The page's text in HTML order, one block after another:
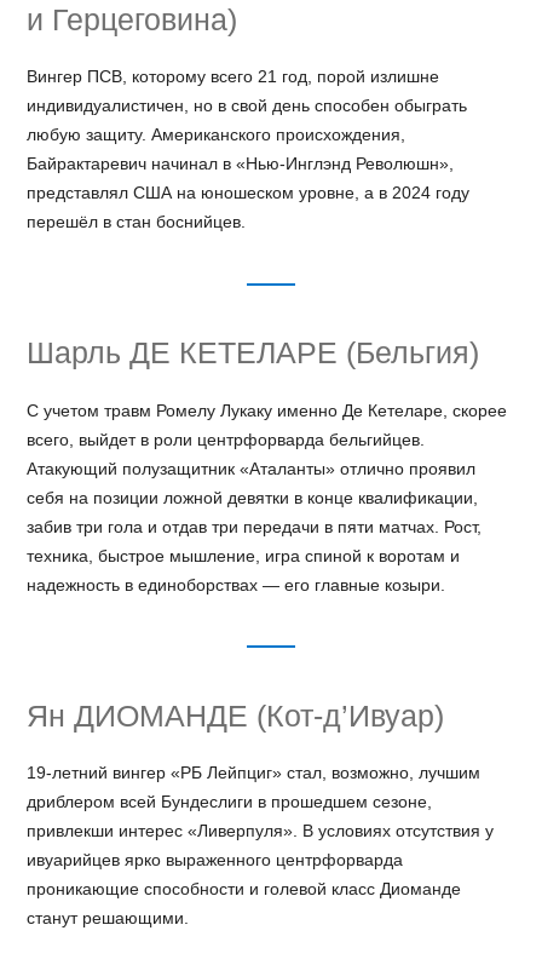
и Герцеговина)
Вингер ПСВ, которому всего 21 год, порой излишне
индивидуалистичен, но в свой день способен обыграть
любую защиту. Американского происхождения,
Байрактаревич начинал в «Нью-Инглэнд Революшн»,
представлял США на юношеском уровне, а в 2024 году
перешёл в стан боснийцев.
Шарль ДЕ КЕТЕЛАРЕ (Бельгия)
С учетом травм Ромелу Лукаку именно Де Кетеларе, скорее
всего, выйдет в роли центрфорварда бельгийцев.
Атакующий полузащитник «Аталанты» отлично проявил
себя на позиции ложной девятки в конце квалификации,
забив три гола и отдав три передачи в пяти матчах. Рост,
техника, быстрое мышление, игра спиной к воротам и
надежность в единоборствах — его главные козыри.
Ян ДИОМАНДЕ (Кот-д’Ивуар)
19-летний вингер «РБ Лейпциг» стал, возможно, лучшим
дриблером всей Бундеслиги в прошедшем сезоне,
привлекши интерес «Ливерпуля». В условиях отсутствия у
ивуарийцев ярко выраженного центрфорварда
проникающие способности и голевой класс Диоманде
станут решающими.